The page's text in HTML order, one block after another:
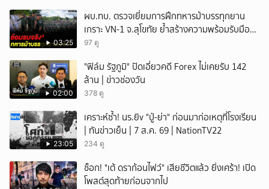
เพื่อน และสื่อโซเ
03:25
ผบ.ทบ. ตรวจเยี่ยมการฝึกทหารม้าบรรทุกยาน
เกราะ VN-1 จ.สุโขทัย ย้ำสร้างความพร้อมรับมือ
ทุกสถานการณ์
97 ดู
02:00
"ฟิล์ม รัฐภูมิ" ปัดเอี่ยวคดี Forex ไม่เคยรับ 142
ล้าน | ข่าวช่องวัน
378 ดู
23:05
เคราะห์ซ้ำ! นร.ยิv "ปู่-ย่า" ก่อนมาก่อเหตุที่โรงเรียน
| ทันข่าวเย็น | 7 ส.ค. 69 | NationTV22
234 ดู
ช็อก! "เต้ ดราก้อนไฟว์" เสียชีวิตแล้ว ยิ่งเศร้า! เปิด
โพสต์สุดท้ายก่อนจากไป